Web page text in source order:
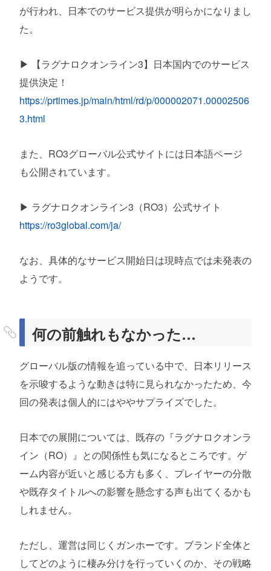
が行われ、日本でのサービス提供が明らかになりまし
た。
▶ 【ラグナロクオンライン3】日本国内でのサービス
提供決定！
https://prtimes.jp/main/html/rd/p/000002071.00002506
3.html
また、RO3グローバル公式サイトには日本語ページ
も公開されています。
▶ ラグナロクオンライン3（RO3）公式サイト
https://ro3global.com/ja/
なお、具体的なサービス開始日は現時点では未発表の
ようです。
何の前触れもなかった…
グローバル版の情報を追っている中で、日本リリース
を示唆するような動きは特に見られなかったため、今
回の発表は個人的にはややサプライズでした。
日本での展開については、既存の『ラグナロクオンラ
イン（RO）』との関係性も気になるところです。ゲ
ーム内容が近いと感じる方も多く、プレイヤーの分散
や既存タイトルへの影響を懸念する声も出てくるかも
しれません。
ただし、運営は同じくガンホーです。ブランド全体と
してどのように棲み分けを行っていくのか、その戦略